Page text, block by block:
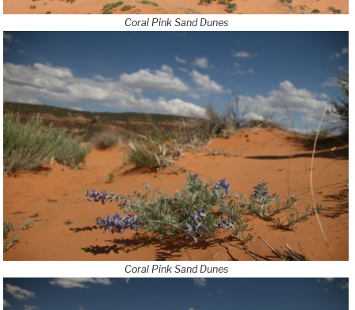
Coral Pink Sand Dunes
Coral Pink Sand Dunes